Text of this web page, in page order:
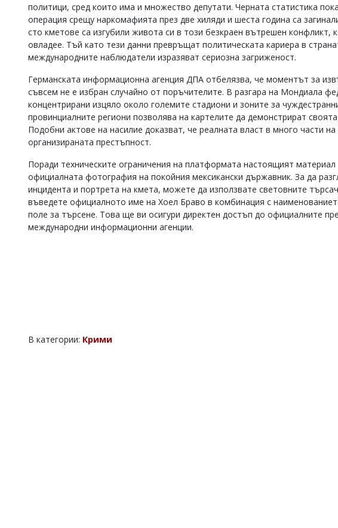
редакцията
откриете
обиден
коментар,
сигнализирайте
политици, сред които има и множество депутати. Черната статистика
операция срещу наркомафията през две хиляди и шеста година са
сто кметове са изгубили живота си в този безкраен вътрешен конфликт,
овладее. Тъй като тези данни превръщат политическата кариера в
международните наблюдатели изразяват сериозна загриженост.
Германската информационна агенция ДПА отбелязва, че моментът за
съвсем не е избран случайно от поръчителите. В разгара на Мондиала
концентрирани изцяло около големите стадиони и зоните за
провинциалните региони позволява на картелите да демонстрират
Подобни актове на насилие доказват, че реалната власт в много части
организираната престъпност.
Поради техническите ограничения на платформата настоящият
официалната фотография на покойния мексикански държавник. За да
инцидента и портрета на кмета, можете да използвате световните
въведете официалното име на Хоел Браво в комбинация с
поле за търсене. Това ще ви осигури директен достъп до официалните
международни информационни агенции.
В категории: Крими